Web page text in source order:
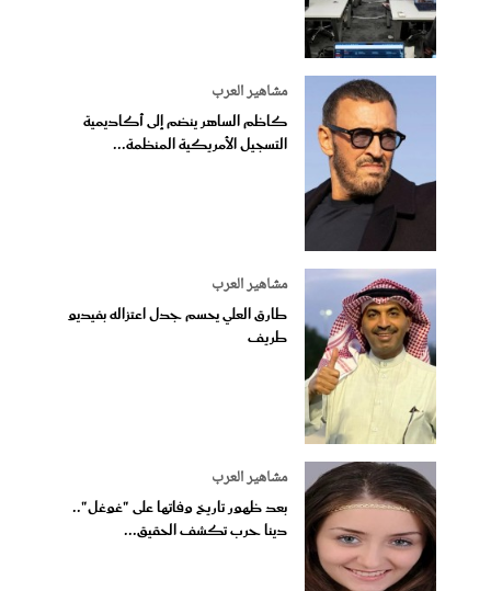
مشاهير العرب
كاظم الساهر ينضم إلى أكاديمية
التسجيل الأمريكية المنظمة...
مشاهير العرب
طارق العلي يحسم جدل اعتزاله بفيديو
طريف
مشاهير العرب
بعد ظهور تاريخ وفاتها على "غوغل"..
دينا حرب تكشف الحقيق...